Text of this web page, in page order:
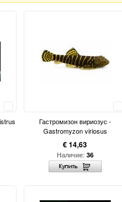
Гастромизон вириозус -
Gastromyzon viriosus
€ 14,63
Наличие: 36